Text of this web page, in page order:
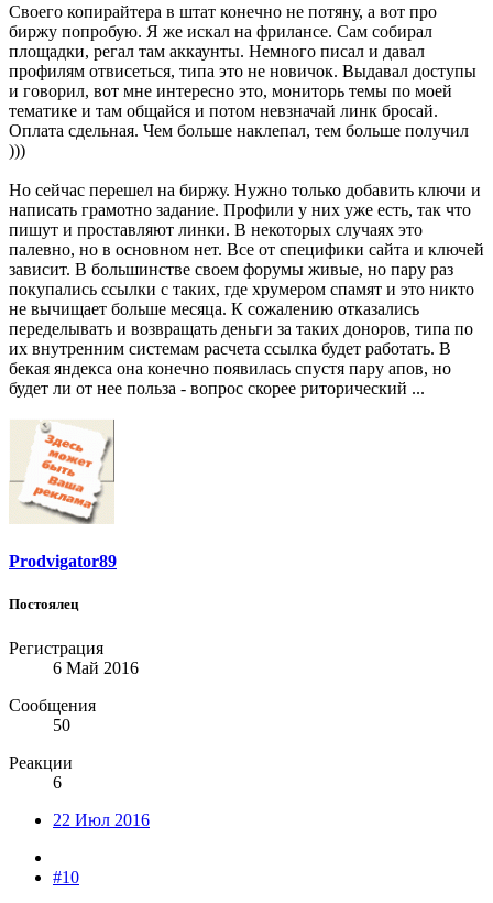
Своего копирайтера в штат конечно не потяну, а вот про
биржу попробую. Я же искал на фрилансе. Сам собирал
площадки, регал там аккаунты. Немного писал и давал
профилям отвисеться, типа это не новичок. Выдавал доступы
и говорил, вот мне интересно это, мониторь темы по моей
тематике и там общайся и потом невзначай линк бросай.
Оплата сдельная. Чем больше наклепал, тем больше получил
)))
Но сейчас перешел на биржу. Нужно только добавить ключи и
написать грамотно задание. Профили у них уже есть, так что
пишут и проставляют линки. В некоторых случаях это
палевно, но в основном нет. Все от специфики сайта и ключей
зависит. В большинстве своем форумы живые, но пару раз
покупались ссылки с таких, где хрумером спамят и это никто
не вычищает больше месяца. К сожалению отказались
переделывать и возвращать деньги за таких доноров, типа по
их внутренним системам расчета ссылка будет работать. В
бекая яндекса она конечно появилась спустя пару апов, но
будет ли от нее польза - вопрос скорее риторический ...
Prodvigator89
Постоялец
Регистрация
6 Май 2016
Сообщения
50
Реакции
6
22 Июл 2016
#10